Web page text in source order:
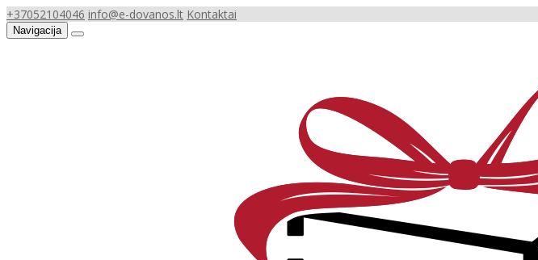
+37052104046 info@e-dovanos.lt Kontaktai
Navigacija